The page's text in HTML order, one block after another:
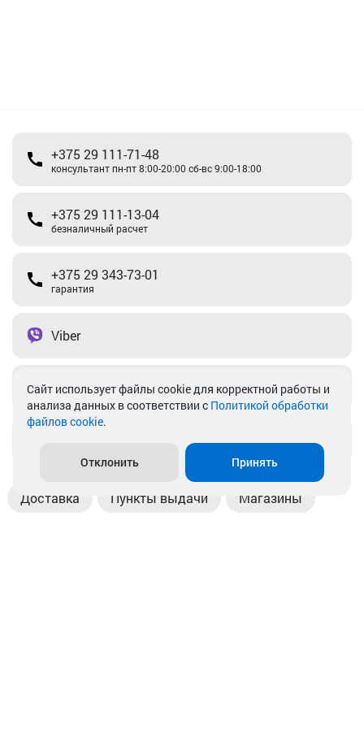
+375 29 111-71-48
консультант пн-пт 8:00-20:00 сб-вс 9:00-18:00
+375 29 111-13-04
безналичный расчет
+375 29 343-73-01
гарантия
Viber
Telegram
Доставка Пункты выдачи Магазины
Cайт использует файлы cookie для корректной работы и
анализа данных в соответствии с Политикой обработки
файлов cookie.
Отклонить Принять